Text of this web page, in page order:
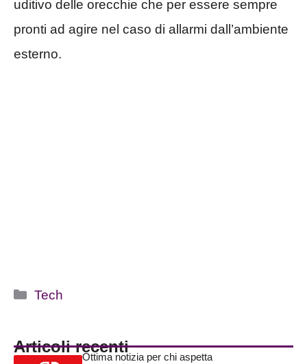
uditivo delle orecchie che per essere sempre
pronti ad agire nel caso di allarmi dall’ambiente
esterno.
Categorie
Tech
Articoli recenti
Ottima notizia per chi aspetta